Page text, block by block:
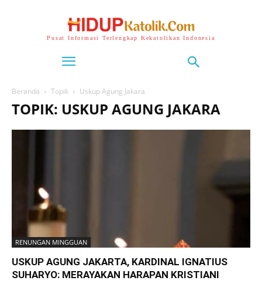
Pusat Informasi Terlengkap Kekatolikan Indonesia
Beranda Topik Uskup Agung Jakara
TOPIK: USKUP AGUNG JAKARA
RENUNGAN MINGGUAN
USKUP AGUNG JAKARTA, KARDINAL IGNATIUS
SUHARYO: MERAYAKAN HARAPAN KRISTIANI